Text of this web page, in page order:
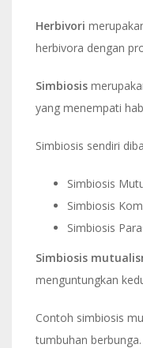
Herbivori
herbivora dengan
Simbiosis
yang menempati
Simbiosis sendiri
Simbiosis
Simbiosis
Simbiosis
Simbiosis
menguntungkan
Contoh simbiosis
tumbuhan berbunga.